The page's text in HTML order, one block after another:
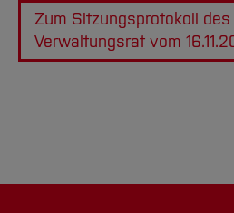
Zum Sitzungsprotokoll des
Verwaltungsrat vom